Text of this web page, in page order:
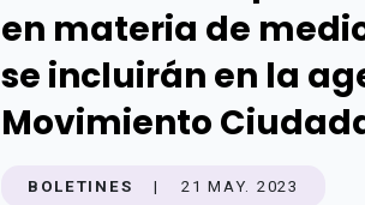
en materia de
se incluirán en la
Movimiento
BOLETINES | 21 MAY. 2023